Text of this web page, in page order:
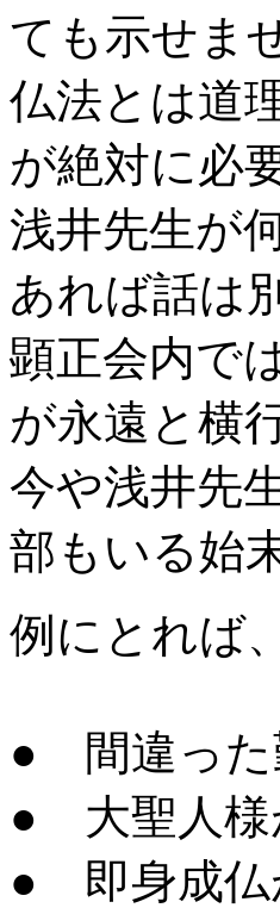
ても示せま
仏法とは道
が絶対に必
浅井先生が
あれば話は
顕正会内で
が永遠と横
今や浅井先
部もいる始
例にとれば、
● 間違った
● 大聖人様
● 即身成仏